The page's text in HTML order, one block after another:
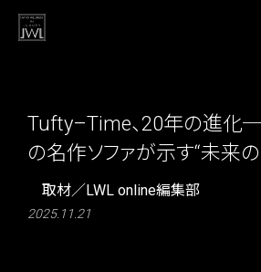
Tufty–Time、20年の進化
の名作ソファが示す“未来の
取材／LWL online編集部
2025.11.21